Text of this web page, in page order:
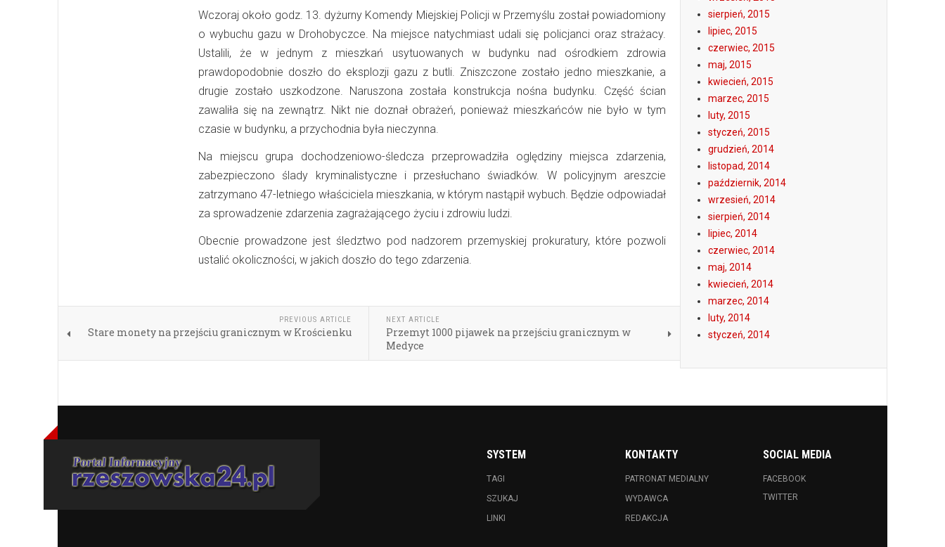
Wczoraj około godz. 13. dyżurny Komendy Miejskiej Policji w Przemyślu został powiadomiony
o wybuchu gazu w Drohobyczce. Na miejsce natychmiast udali się policjanci oraz strażacy.
Ustalili, że w jednym z mieszkań usytuowanych w budynku nad ośrodkiem zdrowia
prawdopodobnie doszło do eksplozji gazu z butli. Zniszczone zostało jedno mieszkanie, a
drugie zostało uszkodzone. Naruszona została konstrukcja nośna budynku. Część ścian
zawaliła się na zewnątrz. Nikt nie doznał obrażeń, ponieważ mieszkańców nie było w tym
czasie w budynku, a przychodnia była nieczynna.
Na miejscu grupa dochodzeniowo-śledcza przeprowadziła oględziny miejsca zdarzenia,
zabezpieczono ślady kryminalistyczne i przesłuchano świadków. W policyjnym areszcie
zatrzymano 47-letniego właściciela mieszkania, w którym nastąpił wybuch. Będzie odpowiadał
za sprowadzenie zdarzenia zagrażającego życiu i zdrowiu ludzi.
Obecnie prowadzone jest śledztwo pod nadzorem przemyskiej prokuratury, które pozwoli
ustalić okoliczności, w jakich doszło do tego zdarzenia.
PREVIOUS ARTICLE
Stare monety na przejściu granicznym w Krościenku
NEXT ARTICLE
Przemyt 1000 pijawek na przejściu granicznym w
Medyce
sierpień, 2015
lipiec, 2015
czerwiec, 2015
maj, 2015
kwiecień, 2015
marzec, 2015
luty, 2015
styczeń, 2015
grudzień, 2014
listopad, 2014
październik, 2014
wrzesień, 2014
sierpień, 2014
lipiec, 2014
czerwiec, 2014
maj, 2014
kwiecień, 2014
marzec, 2014
luty, 2014
styczeń, 2014
SYSTEM
TAGI
SZUKAJ
LINKI
KONTAKTY
PATRONAT MEDIALNY
WYDAWCA
REDAKCJA
SOCIAL MEDIA
FACEBOOK
TWITTER